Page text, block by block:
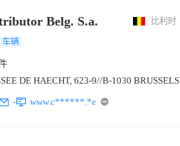
Belg. S.a. 比利时
车辆
DE HAECHT, 623-9//B-1030 BRUSSELS
- www.c******.*e